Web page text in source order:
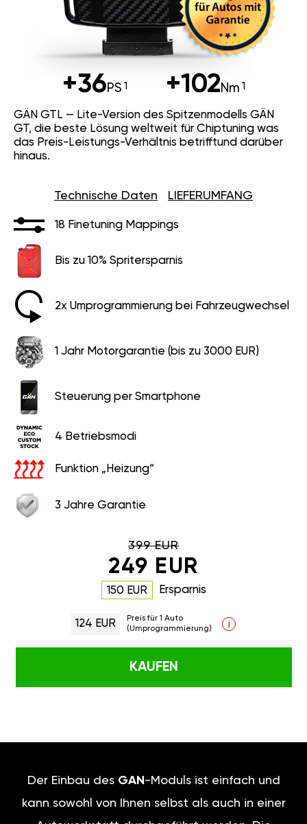
+36PS +102Nm
GÄN GTL — Lite-Version des Spitzenmodells GÄN
GT, die beste Lösung weltweit für Chiptuning was
das Preis-Leistungs-Verhältnis betrifftund darüber
hinaus.
Technische Daten LIEFERUMFANG
18 Finetuning Mappings
Bis zu 10% Spritersparnis
2x Umprogrammierung bei Fahrzeugwechsel
1 Jahr Motorgarantie (bis zu 3000 EUR)
Steuerung per Smartphone
4 Betriebsmodi
Funktion „Heizung“
3 Jahre Garantie
399 EUR
249 EUR
150 EUR Ersparnis
124 EUR
Preis für 1 Auto
(Umprogrammierung)
i
KAUFEN
Der Einbau des GAN -Moduls ist einfach und
kann sowohl von Ihnen selbst als auch in einer